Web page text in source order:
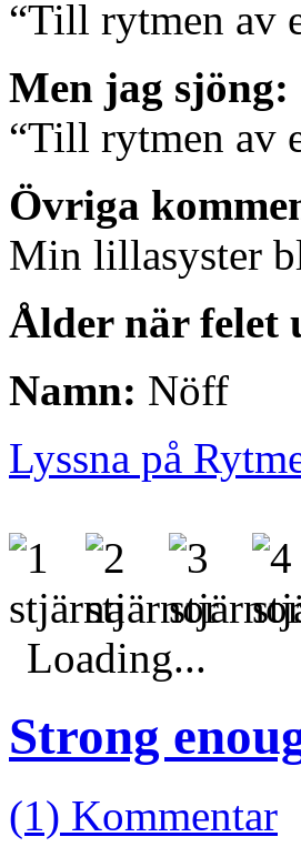
“Till rytmen av
Men jag sjöng:
“Till rytmen av
Övriga
Min lillasyster
Ålder när felet
Namn: Nöff
Lyssna på
Loading...
Strong
(1) Kommentar